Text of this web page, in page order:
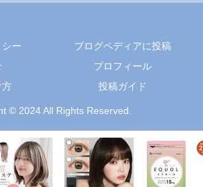
ー
ブログペディアに投稿
プロフィール
方
投稿ガイド
© 2024 All Rights Reserved.